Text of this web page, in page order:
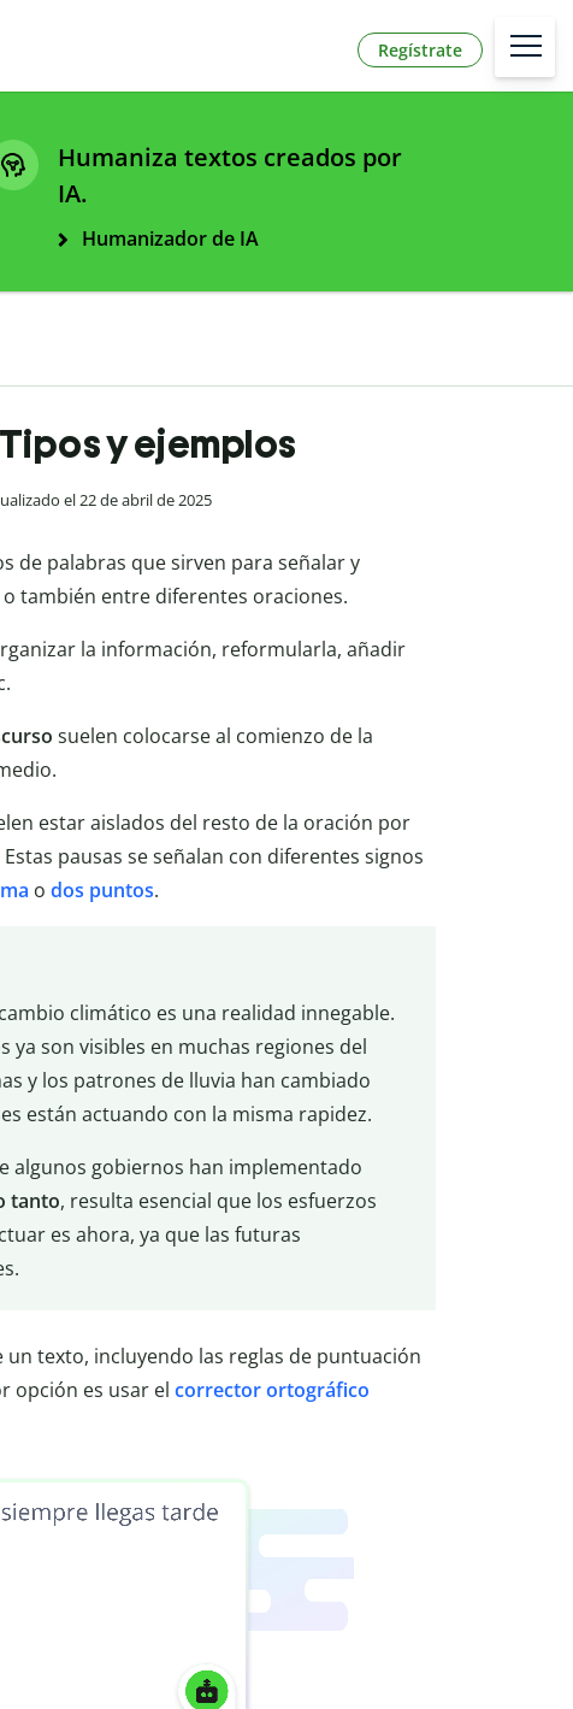
Regístrate
Humaniza textos creados por
IA.
Humanizador de IA
y ejemplos
el 22 de abril de 2025
de palabras que sirven para señalar y
también entre diferentes oraciones.
la información, reformularla, añadir
suelen colocarse al comienzo de la
estar aislados del resto de la oración por
pausas se señalan con diferentes signos
o dos puntos.
climático es una realidad innegable.
ya son visibles en muchas regiones del
y los patrones de lluvia han cambiado
están actuando con la misma rapidez.
algunos gobiernos han implementado
tanto, resulta esencial que los esfuerzos
es ahora, ya que las futuras
texto, incluyendo las reglas de puntuación
opción es usar el corrector ortográfico